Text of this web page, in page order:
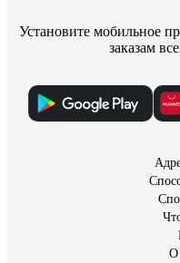
Установите мобильное
заказам
О